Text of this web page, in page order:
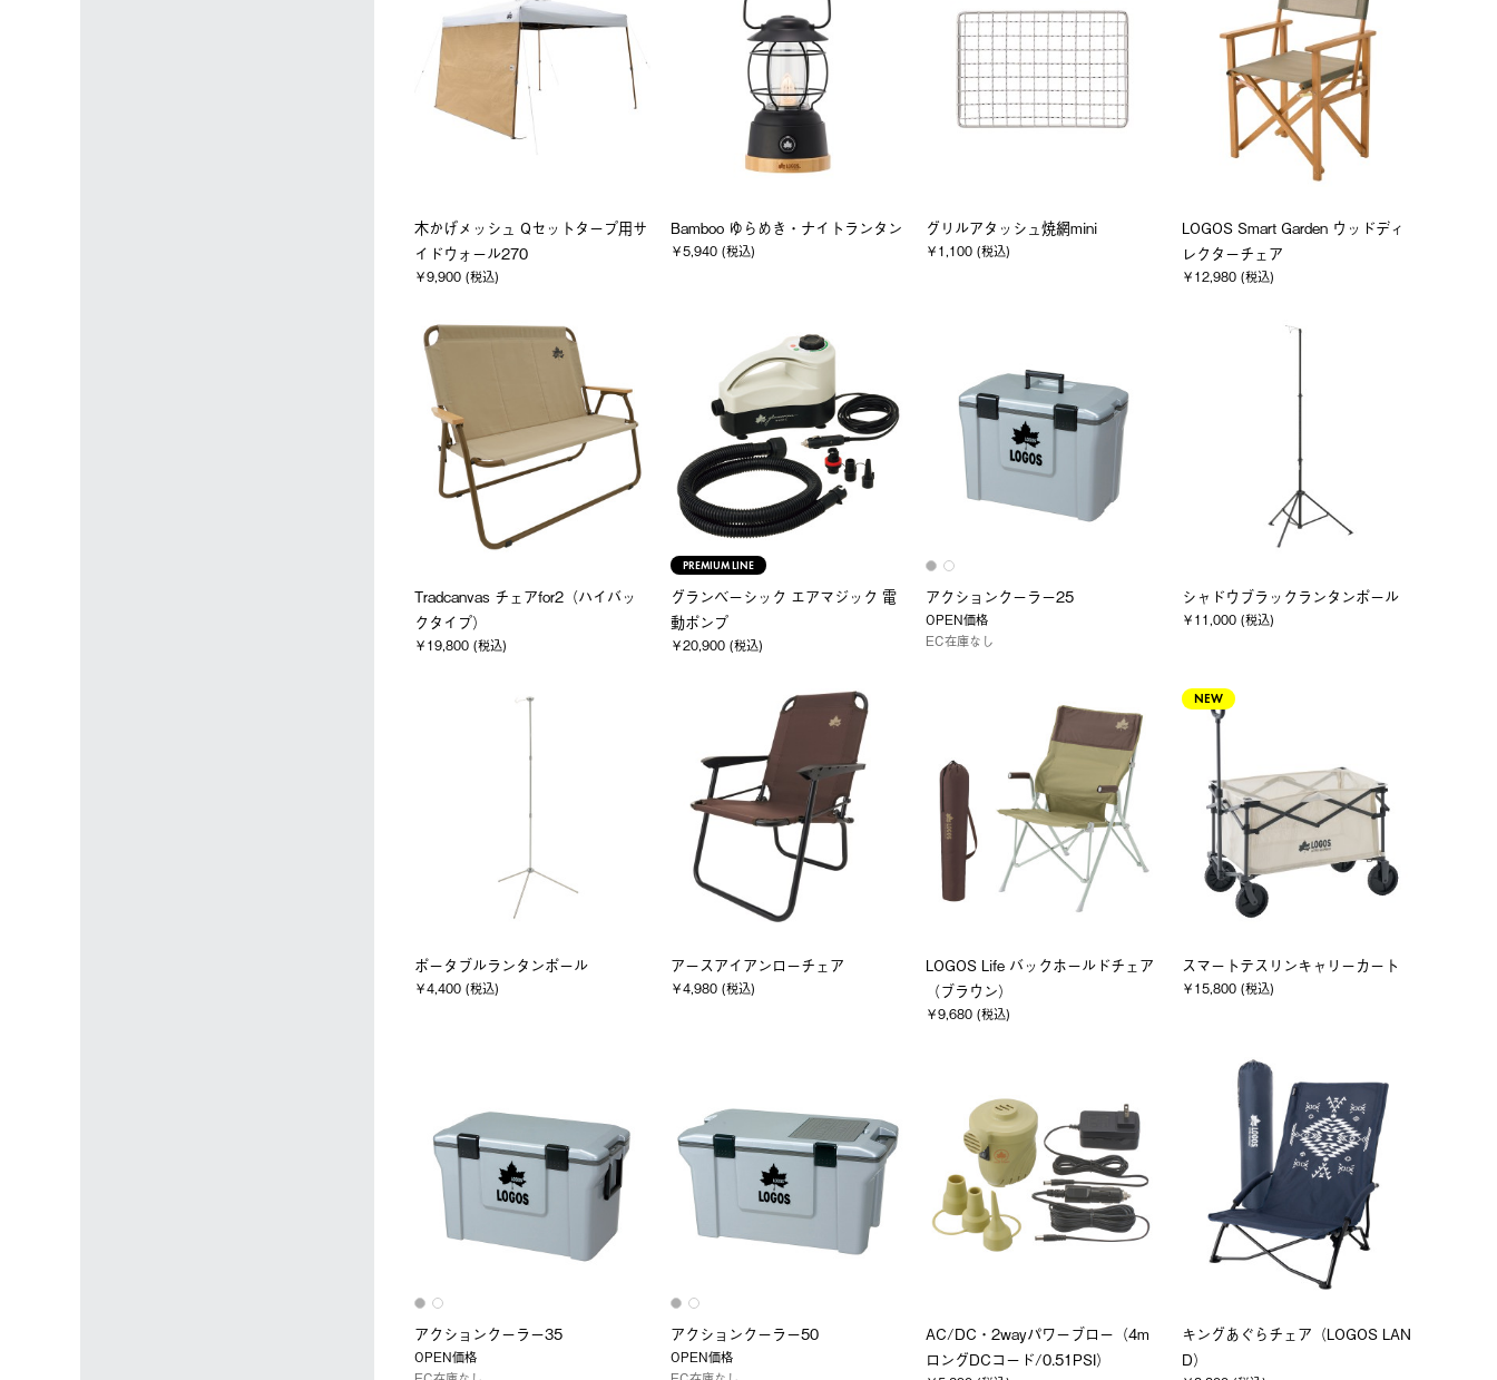
木かげメッシュ Qセットタープ用サ
イドウォール270
￥9,900 (税込)
Bamboo ゆらめき・ナイトランタン
￥5,940 (税込)
グリルアタッシュ焼網mini
￥1,100 (税込)
LOGOS Smart Garden ウッドディ
レクターチェア
￥12,980 (税込)
Tradcanvas チェアfor2（ハイバッ
クタイプ）
￥19,800 (税込)
PREMIUM LINE
グランベーシック エアマジック 電
動ポンプ
￥20,900 (税込)
アクションクーラー25
OPEN価格
EC在庫なし
シャドウブラックランタンポール
￥11,000 (税込)
ポータブルランタンポール
￥4,400 (税込)
アースアイアンローチェア
￥4,980 (税込)
LOGOS Life バックホールドチェア
（ブラウン）
￥9,680 (税込)
NEW
スマートテスリンキャリーカート
￥15,800 (税込)
アクションクーラー35
OPEN価格
アクションクーラー50
OPEN価格
AC/DC・2wayパワーブロー（4m
ロングDCコード/0.51PSI）
キングあぐらチェア（LOGOS LAN
D）